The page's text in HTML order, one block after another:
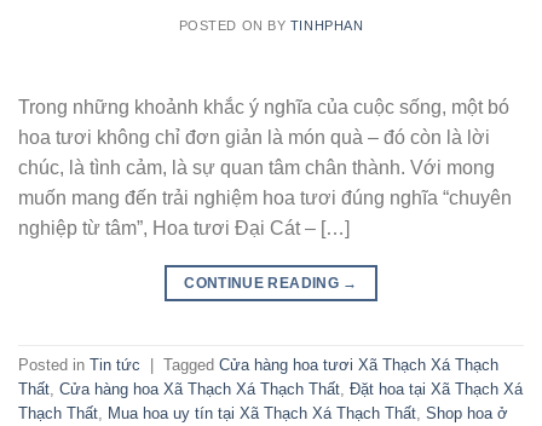
POSTED ON BY TINHPHAN
Trong những khoảnh khắc ý nghĩa của cuộc sống, một bó
hoa tươi không chỉ đơn giản là món quà – đó còn là lời
chúc, là tình cảm, là sự quan tâm chân thành. Với mong
muốn mang đến trải nghiệm hoa tươi đúng nghĩa “chuyên
nghiệp từ tâm”, Hoa tươi Đại Cát – […]
CONTINUE READING →
Posted in Tin tức Tagged Cửa hàng hoa tươi Xã Thạch Xá Thạch
Thất Cửa hàng hoa Xã Thạch Xá Thạch Thất Đặt hoa tại Xã Thạch Xá
Thạch Thất
Mua hoa uy tín tại Xã Thạch Xá Thạch Thất Shop hoa ở